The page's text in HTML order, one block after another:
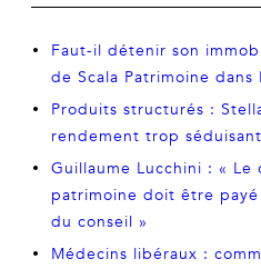
Faut-il détenir son
de Scala Patrimoine dans
Produits structurés :
rendement trop séduisant
Guillaume Lucchini : «
patrimoine doit être
du conseil »
Médecins libéraux :